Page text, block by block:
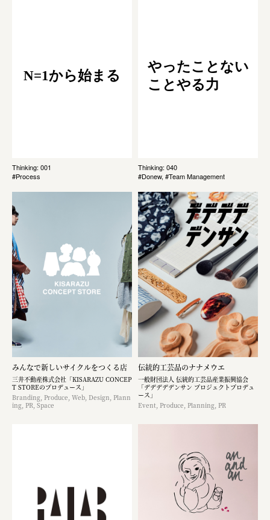
N=1から始まる
Thinking: 001
#Process
やったことない
ことやる力
Thinking: 040
#Donew, #Team Management
みんなで新しいサイクルをつくる店
三井不動産株式会社「KISARAZU CONCEP
T STOREのプロデュース」
Branding, Produce, Web, Design, Plann
ing, PR, Space
伝統的工芸品のナナメウエ
一般財団法人 伝統的工芸品産業振興協会
「デデデデデンサン プロジェクトプロデュ
ース」
Event, Produce, Planning, PR